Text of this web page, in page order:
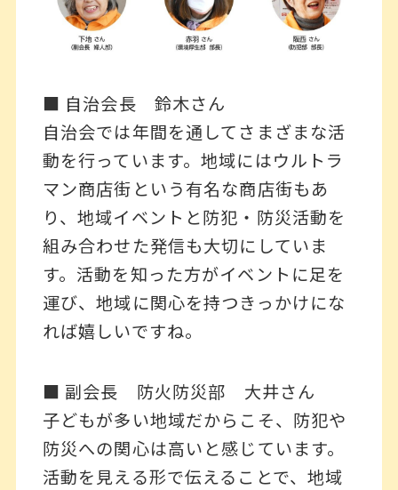
■ 自治会長 鈴木さん
自治会では年間を通してさまざまな活
動を行っています。地域にはウルトラ
マン商店街という有名な商店街もあ
り、地域イベントと防犯・防災活動を
組み合わせた発信も大切にしていま
す。活動を知った方がイベントに足を
運び、地域に関心を持つきっかけにな
れば嬉しいですね。
■ 副会長 防火防災部 大井さん
子どもが多い地域だからこそ、防犯や
防災への関心は高いと感じています。
活動を見える形で伝えることで、地域